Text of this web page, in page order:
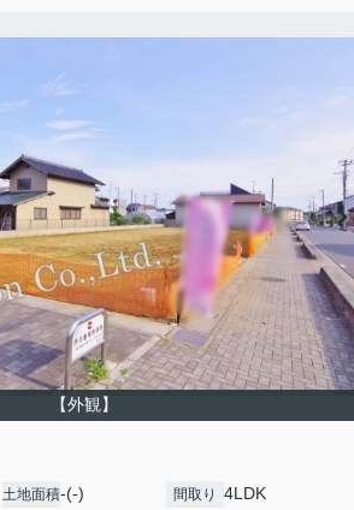
【外観】
土地面積-(-) 間取り 4LDK